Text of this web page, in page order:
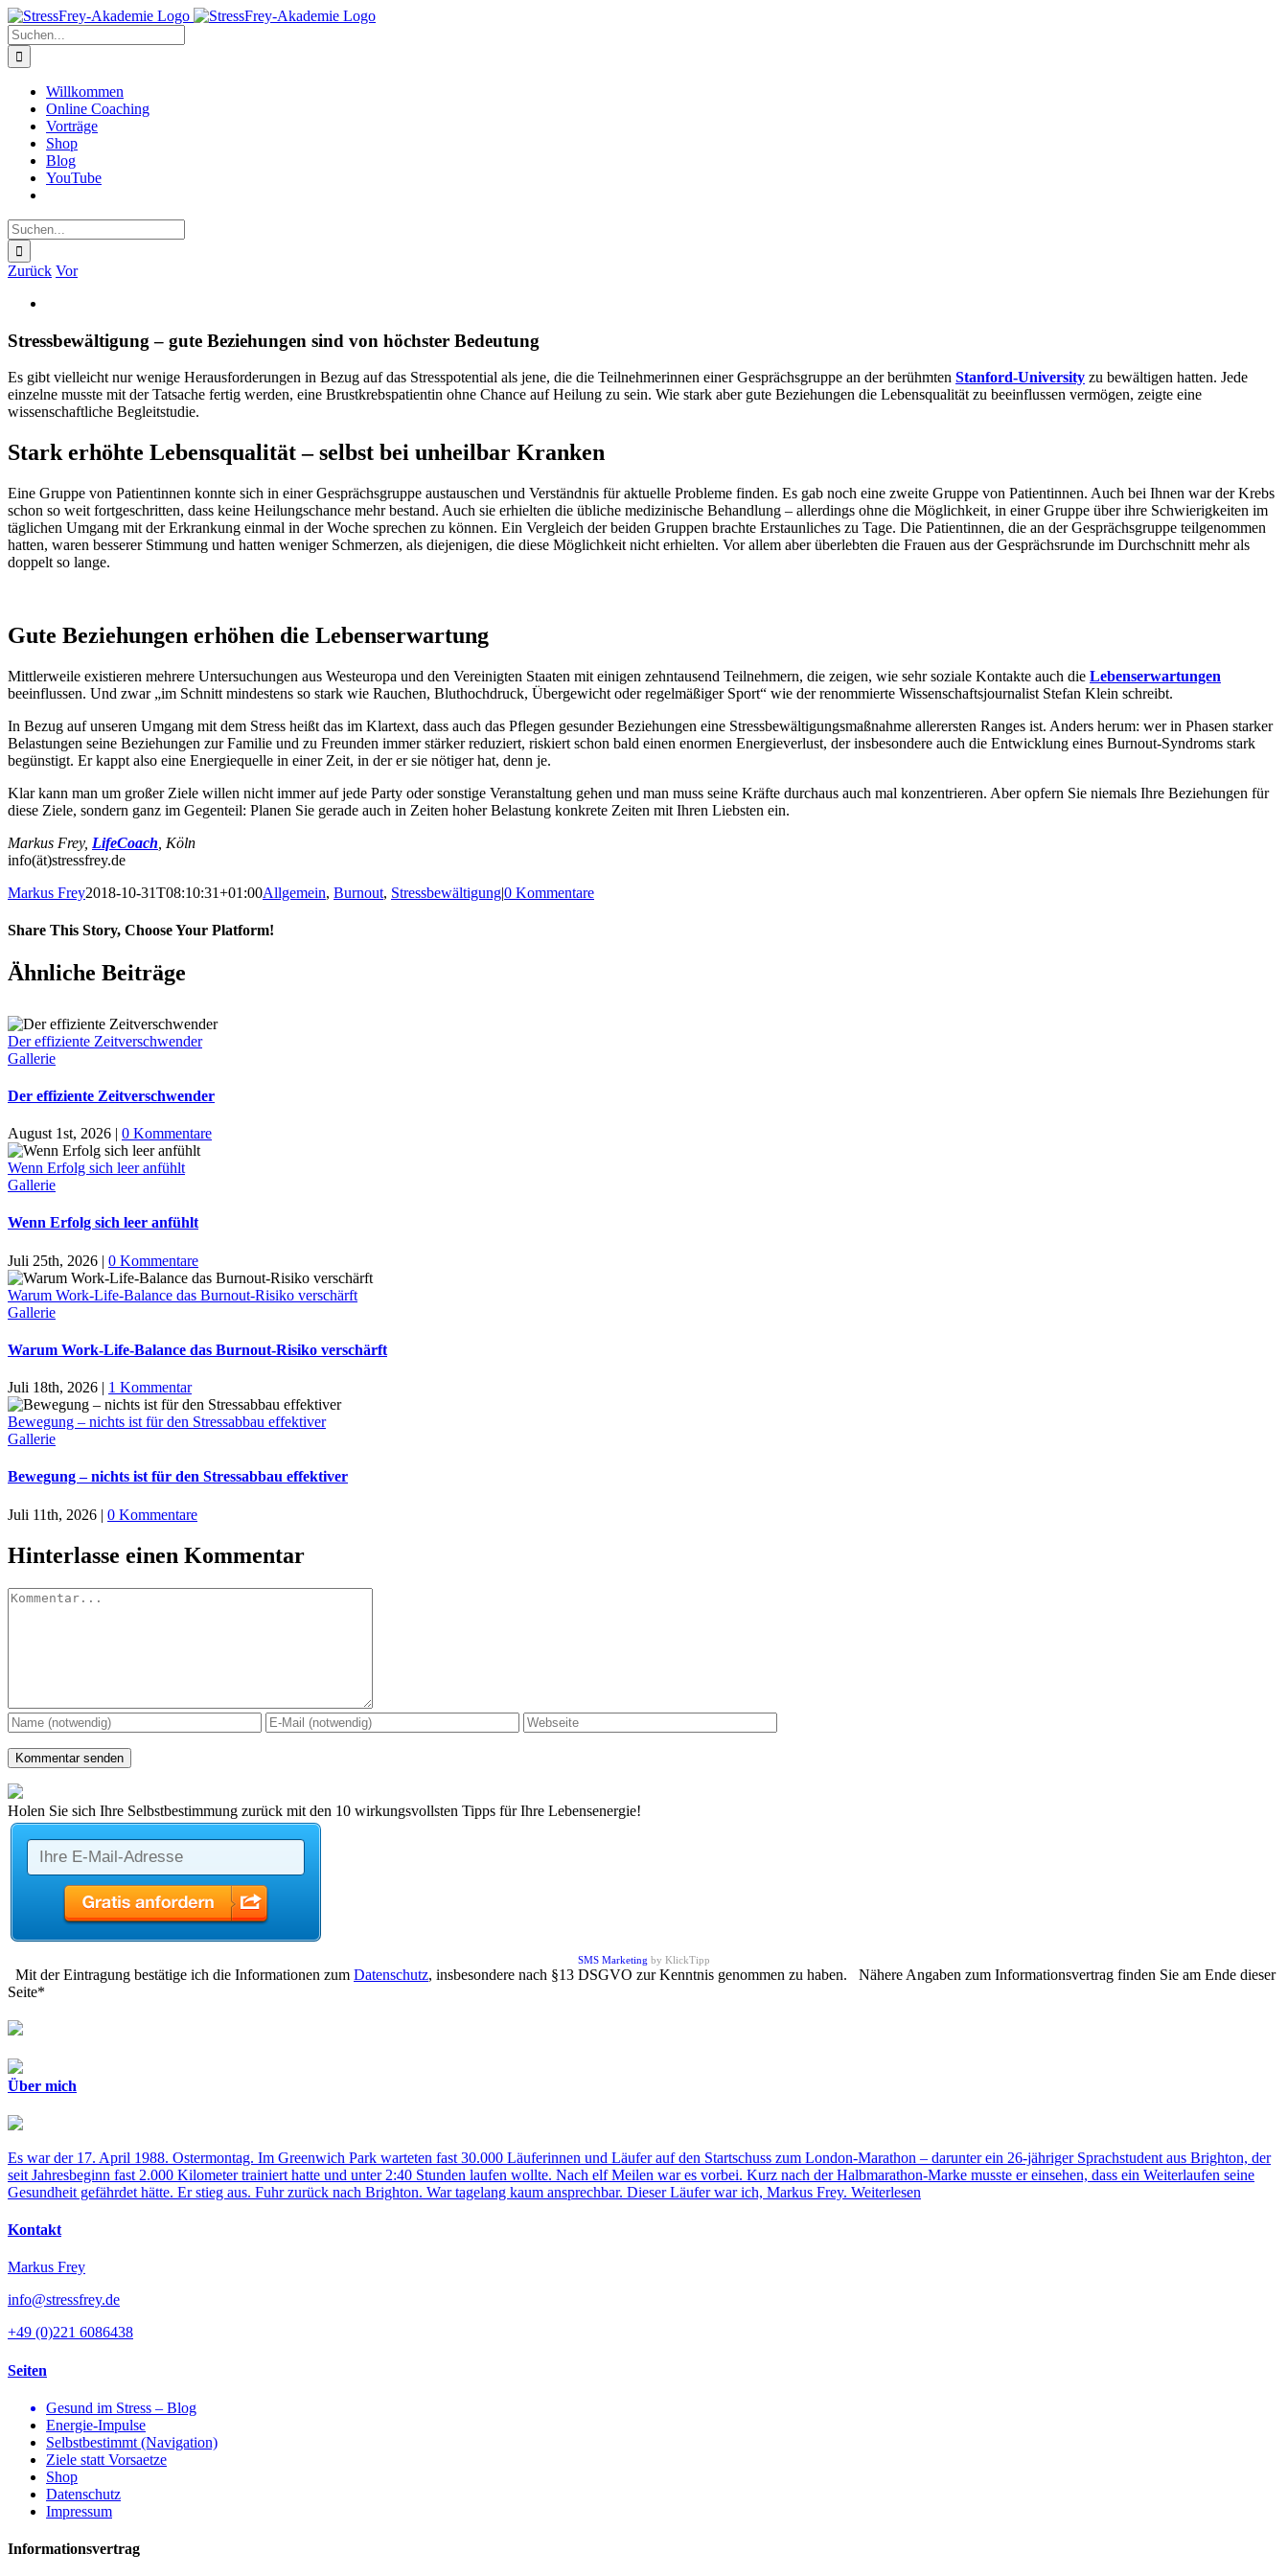
Zum
Inhalt
springen
Suche
nach:
Willkommen
Online Coaching
Vorträge
Shop
Blog
YouTube
Suche
nach:
Zurück Vor
Bild
Stressbewältigung – gute Beziehungen sind von höchster Bedeutung
Es gibt vielleicht nur wenige Herausforderungen in Bezug auf das Stresspotential als jene, die die Teilnehmerinnen einer Gesprächsgruppe an der berühmten Stanford-University zu bewältigen hatten. Jede
einzelne musste mit der Tatsache fertig werden, eine Brustkrebspatientin ohne Chance auf Heilung zu sein. Wie stark aber gute Beziehungen die Lebensqualität zu beeinflussen vermögen, zeigte eine
wissenschaftliche Begleitstudie.
Stark erhöhte Lebensqualität – selbst bei unheilbar Kranken
Eine Gruppe von Patientinnen konnte sich in einer Gesprächsgruppe austauschen und Verständnis für aktuelle Probleme finden. Es gab noch eine zweite Gruppe von Patientinnen. Auch bei Ihnen war der Krebs
schon so weit fortgeschritten, dass keine Heilungschance mehr bestand. Auch sie erhielten die übliche medizinische Behandlung – allerdings ohne die Möglichkeit, in einer Gruppe über ihre Schwierigkeiten im
täglichen Umgang mit der Erkrankung einmal in der Woche sprechen zu können. Ein Vergleich der beiden Gruppen brachte Erstaunliches zu Tage. Die Patientinnen, die an der Gesprächsgruppe teilgenommen
hatten, waren besserer Stimmung und hatten weniger Schmerzen, als diejenigen, die diese Möglichkeit nicht erhielten. Vor allem aber überlebten die Frauen aus der Gesprächsrunde im Durchschnitt mehr als
doppelt so lange.
Gute Beziehungen erhöhen die Lebenserwartung
Mittlerweile existieren mehrere Untersuchungen aus Westeuropa und den Vereinigten Staaten mit einigen zehntausend Teilnehmern, die zeigen, wie sehr soziale Kontakte auch die Lebenserwartungen
beeinflussen. Und zwar „im Schnitt mindestens so stark wie Rauchen, Bluthochdruck, Übergewicht oder regelmäßiger Sport“ wie der renommierte Wissenschaftsjournalist Stefan Klein schreibt.
In Bezug auf unseren Umgang mit dem Stress heißt das im Klartext, dass auch das Pflegen gesunder Beziehungen eine Stressbewältigungsmaßnahme allerersten Ranges ist. Anders herum: wer in Phasen starker
Belastungen seine Beziehungen zur Familie und zu Freunden immer stärker reduziert, riskiert schon bald einen enormen Energieverlust, der insbesondere auch die Entwicklung eines Burnout-Syndroms stark
begünstigt. Er kappt also eine Energiequelle in einer Zeit, in der er sie nötiger hat, denn je.
Klar kann man um großer Ziele willen nicht immer auf jede Party oder sonstige Veranstaltung gehen und man muss seine Kräfte durchaus auch mal konzentrieren. Aber opfern Sie niemals Ihre Beziehungen für
diese Ziele, sondern ganz im Gegenteil: Planen Sie gerade auch in Zeiten hoher Belastung konkrete Zeiten mit Ihren Liebsten ein.
Markus Frey, LifeCoach , Köln
info(ät)stressfrey.de
Markus Frey2018-10-31T08:10:31+01:00Allgemein, Burnout, Stressbewältigung|0 Kommentare
Share This Story, Choose Your Platform!
Ähnliche Beiträge
Der effiziente Zeitverschwender
Gallerie
Der effiziente Zeitverschwender
August 1st, 2026 | 0 Kommentare
Wenn Erfolg sich leer anfühlt
Gallerie
Wenn Erfolg sich leer anfühlt
Juli 25th, 2026 | 0 Kommentare
Warum Work-Life-Balance das Burnout-Risiko verschärft
Gallerie
Warum Work-Life-Balance das Burnout-Risiko verschärft
Juli 18th, 2026 | 1 Kommentar
Bewegung – nichts ist für den Stressabbau effektiver
Gallerie
Bewegung – nichts ist für den Stressabbau effektiver
Juli 11th, 2026 | 0 Kommentare
Hinterlasse einen Kommentar
Kommentar
Holen Sie sich Ihre Selbstbestimmung zurück mit den 10 wirkungsvollsten Tipps für Ihre Lebensenergie!
SMS Marketing by KlickTipp
Mit der Eintragung bestätige ich die Informationen zum Datenschutz, insbesondere nach §13 DSGVO zur Kenntnis genommen zu haben. Nähere Angaben zum Informationsvertrag finden Sie am Ende dieser
Seite*
Über mich
Es war der 17. April 1988. Ostermontag. Im Greenwich Park warteten fast 30.000 Läuferinnen und Läufer auf den Startschuss zum London-Marathon – darunter ein 26-jähriger Sprachstudent aus Brighton, der
seit Jahresbeginn fast 2.000 Kilometer trainiert hatte und unter 2:40 Stunden laufen wollte. Nach elf Meilen war es vorbei. Kurz nach der Halbmarathon-Marke musste er einsehen, dass ein Weiterlaufen seine
Gesundheit gefährdet hätte. Er stieg aus. Fuhr zurück nach Brighton. War tagelang kaum ansprechbar. Dieser Läufer war ich, Markus Frey. Weiterlesen
Kontakt
Markus Frey
info@stressfrey.de
+49 (0)221 6086438
Seiten
Gesund im Stress – Blog
Energie-Impulse
Selbstbestimmt (Navigation)
Ziele statt Vorsaetze
Shop
Datenschutz
Impressum
Informationsvertrag